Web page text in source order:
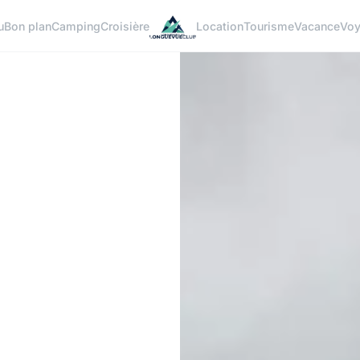
Bon planCampingCroisière LocationTourismeVacance